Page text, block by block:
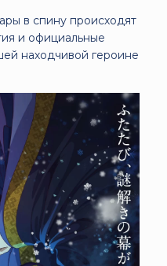
в спину происходят
и официальные
находчивой героине